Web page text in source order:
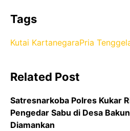
a
c
e
b
o
o
k
Tags
Kutai KartanegaraPria
Related Post
Satresnarkoba Polres Kukar
Pengedar Sabu di Desa
Diamankan